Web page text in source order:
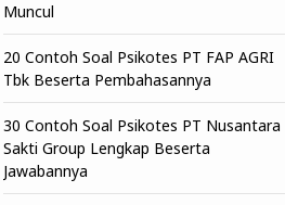
Muncul
20 Contoh Soal Psikotes PT FAP AGRI
Tbk Beserta Pembahasannya
30 Contoh Soal Psikotes PT Nusantara
Sakti Group Lengkap Beserta
Jawabannya